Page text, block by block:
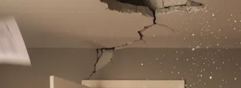
Woningontruiming
Vloerlegger
Elektricien